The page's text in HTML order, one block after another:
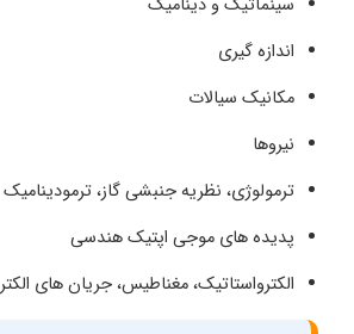
اندازه گیری
مکانیک سیالات
نیروها
ترمولوژی، نظریه جنبشی گاز، ترمودینامیک
پدیده های موجی اپتیک هندسی
الکترواستاتیک، مغناطیس، جریان های